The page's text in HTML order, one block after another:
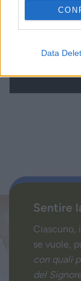
Data
Istituto
Procedendo
Sentire
Ciascuno,
se vuole,
con quali
del